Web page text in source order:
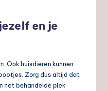
en je
Ook huisdieren kunnen
Zorg dus altijd dat
net behandelde plek